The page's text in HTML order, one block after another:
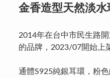
金香造型天然淡
2014年在台中市民生路
的品牌，2023/07開始上
通體S925純銀耳環，粉